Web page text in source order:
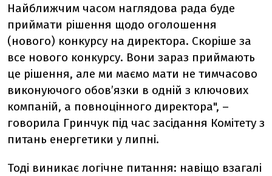
Найближчим часом наглядова рада буде
приймати рішення щодо оголошення
(нового) конкурсу на директора. Скоріше за
все нового конкурсу. Вони зараз приймають
це рішення, але ми маємо мати не тимчасово
виконуючого обов’язки в одній з ключових
компаній, а повноцінного директора", –
говорила Гринчук під час засідання Комітету з
питань енергетики у липні.
Тоді виникає логічне питання: навіщо взагалі